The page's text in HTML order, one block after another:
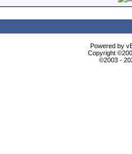
Powered by
Copyright
©2003 -